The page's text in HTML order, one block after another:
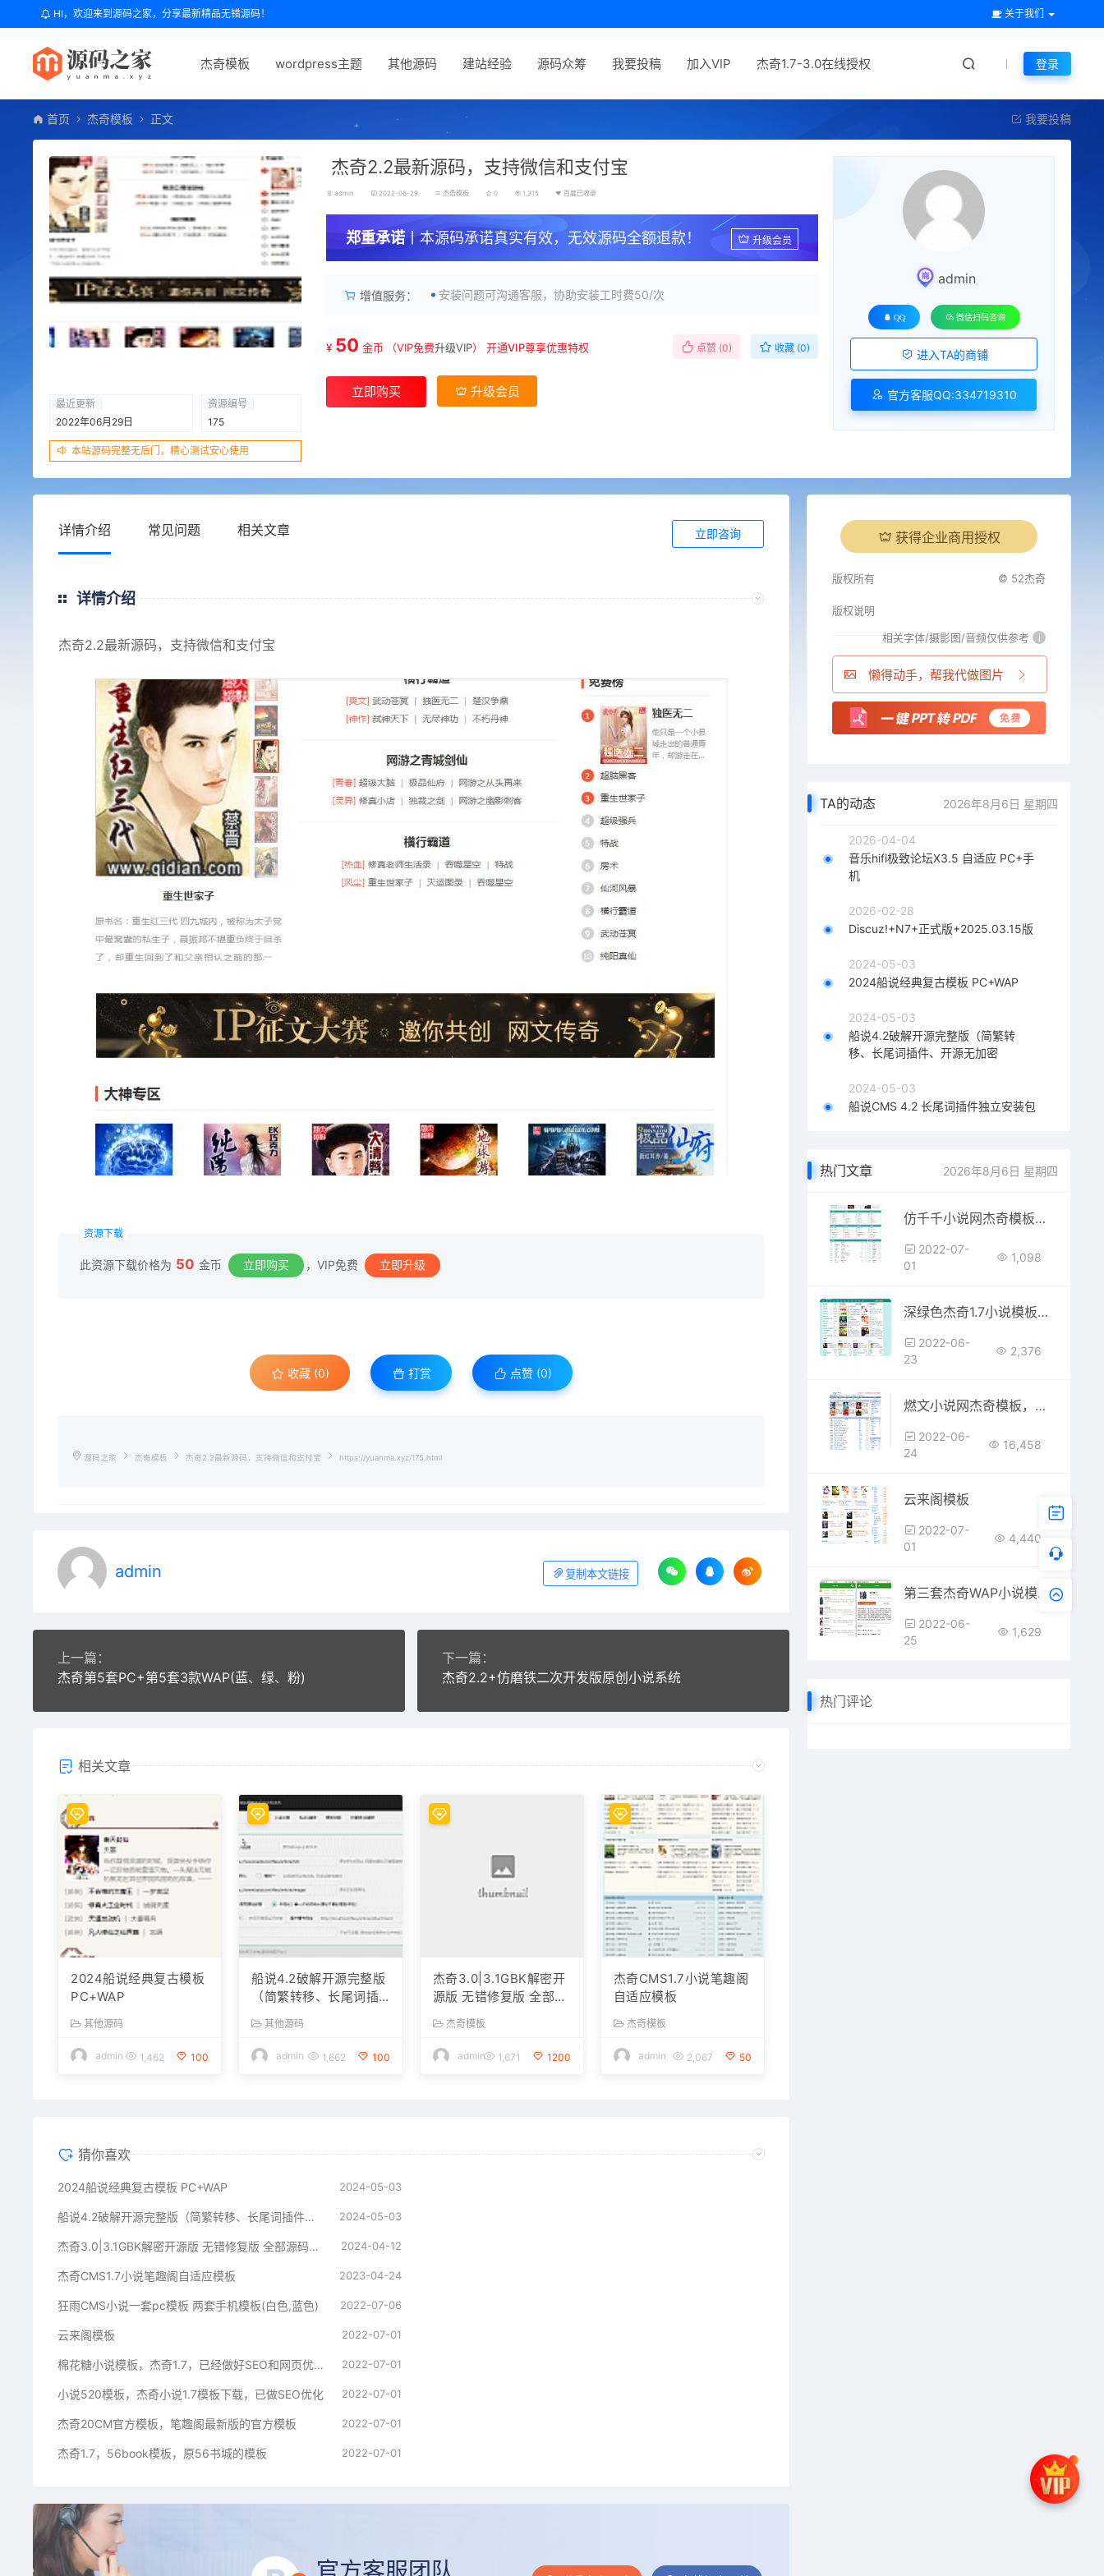
HI，欢迎来到源码之家，分享最新精品无错源码！ 关于我们
杰奇模板 wordpress主题 其他源码 建站经验 源码众筹 我要投稿 加入VIP 杰奇1.7-3.0在线授权 登录
首页 杰奇模板 正文 我要投稿
最近更新
2022年06月29日
资源编号
175
本站源码完整无后门，精心测试安心使用
杰奇2.2最新源码，支持微信和支付宝
admin 2022-06-29 杰奇模板 0 1,315 百度已收录
郑重承诺丨本源码承诺真实有效，无效源码全额退款！ 升级会员
增值服务： 安装问题可沟通客服，协助安装工时费50/次
¥ 50 金币 （VIP免费升级VIP）开通VIP尊享优惠特权 点赞 (0) 收藏 (0)
立即购买 升级会员
admin
QQ 微信扫码咨询
进入TA的商铺
官方客服QQ:334719310
详情介绍 常见问题 相关文章 立即咨询
详情介绍
杰奇2.2最新源码，支持微信和支付宝
资源下载
此资源下载价格为 50 金币 立即购买 ，VIP免费 立即升级
收藏 (0) 打赏 点赞 (0)
源码之家 杰奇模板 杰奇2.2最新源码，支持微信和支付宝 https://yuanma.xyz/175.html
admin 复制本文链接
上一篇：
杰奇第5套PC+第5套3款WAP(蓝、绿、粉)
下一篇：
杰奇2.2+仿磨铁二次开发版原创小说系统
相关文章
2024船说经典复古模板
PC+WAP
其他源码
admin 1,462 100
船说4.2破解开源完整版
（简繁转移、长尾词插
件、开源无加密
其他源码
admin 1,662 100
杰奇3.0|3.1GBK解密开
源版 无错修复版 全部源
码非加密
杰奇模板
admin 1,671 1200
杰奇CMS1.7小说笔趣阁
自适应模板
杰奇模板
admin 2,067 50
猜你喜欢
2024船说经典复古模板 PC+WAP 2024-05-03
船说4.2破解开源完整版（简繁转移、长尾词插件、开源无加密 2024-05-03
杰奇3.0|3.1GBK解密开源版 无错修复版 全部源码非加密 2024-04-12
杰奇CMS1.7小说笔趣阁自适应模板 2023-04-24
狂雨CMS小说一套pc模板 两套手机模板(白色,蓝色) 2022-07-06
云来阁模板 2022-07-01
棉花糖小说模板，杰奇1.7，已经做好SEO和网页优化。支持伪静态 2022-07-01
小说520模板，杰奇小说1.7模板下载，已做SEO优化 2022-07-01
杰奇20CM官方模板，笔趣阁最新版的官方模板 2022-07-01
杰奇1.7，56book模板，原56书城的模板 2022-07-01
获得企业商用授权
版权所有 © 52杰奇
版权说明
相关字体/摄影图/音频仅供参考 i
懒得动手，帮我代做图片
TA的动态 2026年8月6日 星期四
2026-04-04
音乐hifi极致论坛X3.5 自适应 PC+手
机
2026-02-28
Discuz!+N7+正式版+2025.03.15版
2024-05-03
2024船说经典复古模板 PC+WAP
2024-05-03
船说4.2破解开源完整版（简繁转
移、长尾词插件、开源无加密
2024-05-03
船说CMS 4.2 长尾词插件独立安装包
热门文章 2026年8月6日 星期四
仿千千小说网杰奇模板，已做SEO优化，搜索引擎收录友好
2022-07-
01
1,098
深绿色杰奇1.7小说模板，精致清爽的小说模板
2022-06-
23
2,376
燃文小说网杰奇模板，适用于杰奇1.7
2022-06-
24
16,458
云来阁模板
2022-07-
01
4,440
第三套杰奇WAP小说模板，使用百度MIP，搜索引擎收录
2022-06-
25
1,629
热门评论